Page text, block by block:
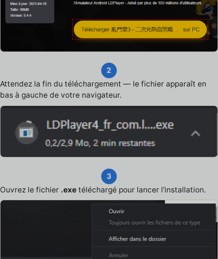
2
Attendez la fin du téléchargement — le fichier apparaît en
bas à gauche de votre navigateur.
3
Ouvrez le fichier .exe téléchargé pour lancer l'installation.